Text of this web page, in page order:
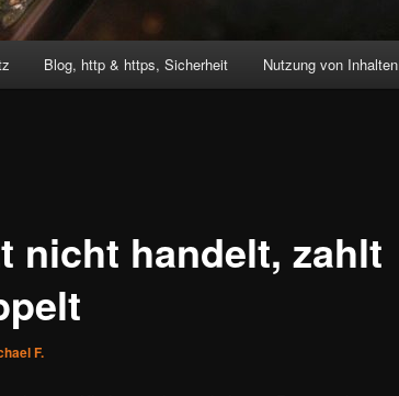
Blog, http & https, Sicherheit Nutzung von Inhalten
nicht handelt, zahlt
F.